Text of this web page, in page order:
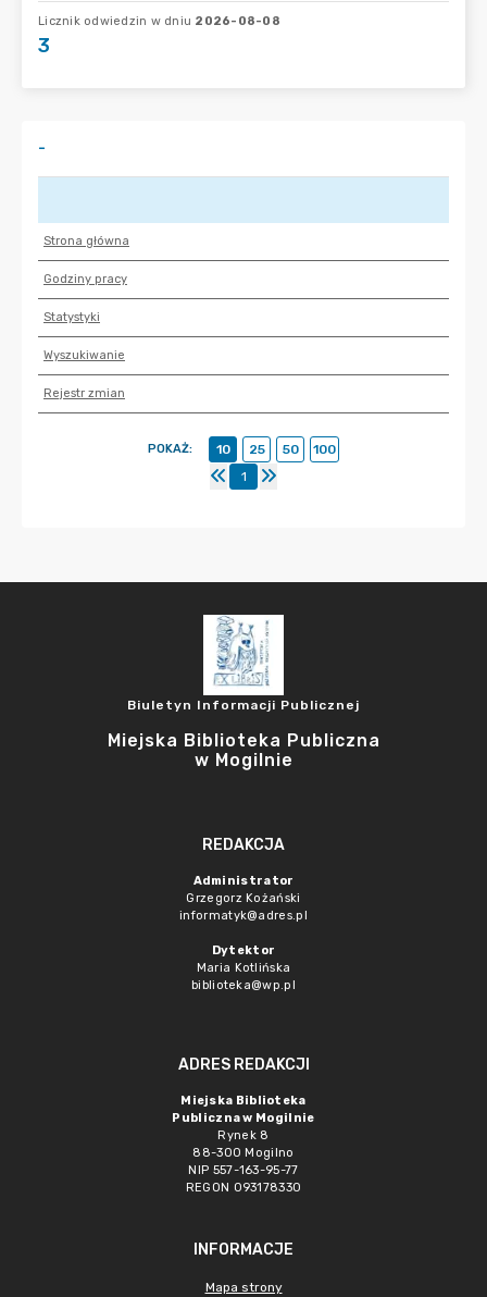
Licznik odwiedzin w dniu 2026-08-08
3
-
Strona główna
Godziny pracy
Statystyki
Wyszukiwanie
Rejestr zmian
POKAŻ: 10 25 50
100
1
Biuletyn Informacji Publicznej
Miejska Biblioteka Publiczna
w Mogilnie
REDAKCJA
Administrator
Grzegorz Kożański
informatyk@adres.pl
Dytektor
Maria Kotlińska
biblioteka@wp.pl
ADRES REDAKCJI
Miejska Biblioteka
Publiczna w Mogilnie
Rynek 8
88-300 Mogilno
NIP 557-163-95-77
REGON 093178330
INFORMACJE
Mapa strony